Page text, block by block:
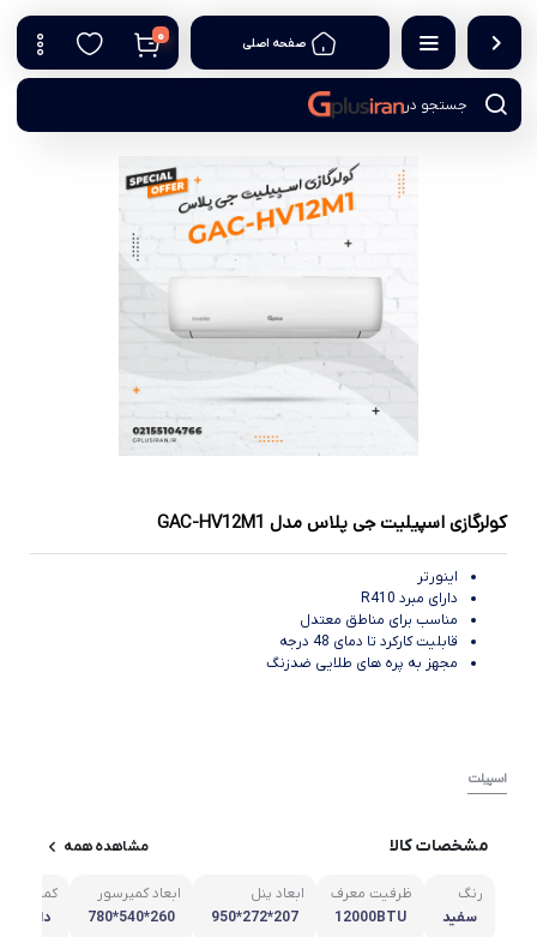
صفحه اصلی 0
جستجو در
کولرگازی اسپیلیت جی پلاس مدل GAC-HV12M1
اینورتر
دارای مبرد R410
مناسب براى مناطق معتدل
قابلیت کارکرد تا دمای 48 درجه
مجهز به پره های طلایی ضدزنگ
اسپیلت
مشخصات کالا مشاهده همه
رنگ
سفید
ظرفیت معرف
12000BTU
ابعاد پنل
207*272*950
ابعاد کمپرسور
260*540*780
کمپرسور
دارد